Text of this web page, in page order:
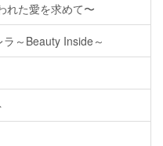
れた愛を求めて〜
～Beauty Inside～